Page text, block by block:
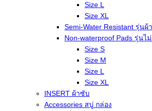
Size L
Size XL
Semi-Water Resistant รุ่นผ้
Non-waterproof Pads รุ่นไ
Size S
Size M
Size L
Size XL
INSERT ผ้าซับ
Accessories สบู่ กล่อง